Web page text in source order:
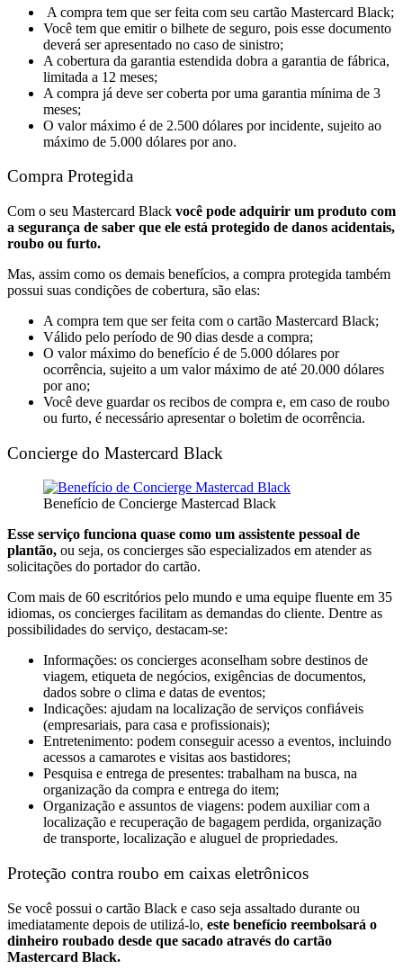
A compra tem que ser feita com seu cartão Mastercard Black;
Você tem que emitir o bilhete de seguro, pois esse documento
deverá ser apresentado no caso de sinistro;
A cobertura da garantia estendida dobra a garantia de fábrica,
limitada a 12 meses;
A compra já deve ser coberta por uma garantia mínima de 3
meses;
O valor máximo é de 2.500 dólares por incidente, sujeito ao
máximo de 5.000 dólares por ano.
Compra Protegida
Com o seu Mastercard Black você pode adquirir um produto com
a segurança de saber que ele está protegido de danos acidentais,
roubo ou furto.
Mas, assim como os demais benefícios, a compra protegida também
possui suas condições de cobertura, são elas:
A compra tem que ser feita com o cartão Mastercard Black;
Válido pelo período de 90 dias desde a compra;
O valor máximo do benefício é de 5.000 dólares por
ocorrência, sujeito a um valor máximo de até 20.000 dólares
por ano;
Você deve guardar os recibos de compra e, em caso de roubo
ou furto, é necessário apresentar o boletim de ocorrência.
Concierge do Mastercard Black
Benefício de Concierge Mastercad Black
Esse serviço funciona quase como um assistente pessoal de
plantão, ou seja, os concierges são especializados em atender as
solicitações do portador do cartão.
Com mais de 60 escritórios pelo mundo e uma equipe fluente em 35
idiomas, os concierges facilitam as demandas do cliente. Dentre as
possibilidades do serviço, destacam-se:
Informações: os concierges aconselham sobre destinos de
viagem, etiqueta de negócios, exigências de documentos,
dados sobre o clima e datas de eventos;
Indicações: ajudam na localização de serviços confiáveis
(empresariais, para casa e profissionais);
Entretenimento: podem conseguir acesso a eventos, incluindo
acessos a camarotes e visitas aos bastidores;
Pesquisa e entrega de presentes: trabalham na busca, na
organização da compra e entrega do item;
Organização e assuntos de viagens: podem auxiliar com a
localização e recuperação de bagagem perdida, organização
de transporte, localização e aluguel de propriedades.
Proteção contra roubo em caixas eletrônicos
Se você possui o cartão Black e caso seja assaltado durante ou
imediatamente depois de utilizá-lo, este benefício reembolsará o
dinheiro roubado desde que sacado através do cartão
Mastercard Black.